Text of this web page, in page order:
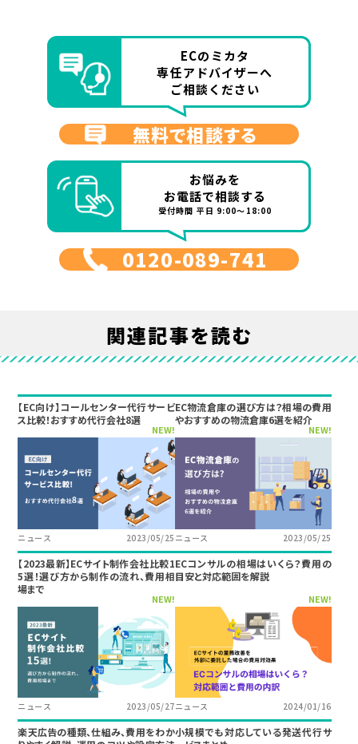
ECのミカタ
専任アドバイザーへ
ご相談ください
無料で相談する
お悩みを
お電話で相談する
受付時間 平日 9:00～18:00
0120-089-741
関連記事を読む
【EC向け】コールセンター代行サービ
ス比較！おすすめ代行会社8選
NEW!
ニュース 2023/05/25
EC物流倉庫の選び方は？相場の費用
やおすすめの物流倉庫6選を紹介
NEW!
ニュース 2023/05/25
【2023最新】ECサイト制作会社比較1
5選！選び方から制作の流れ、費用相
場まで
NEW!
ニュース 2023/05/27
ECコンサルの相場はいくら？費用の
目安と対応範囲を解説
NEW!
ニュース 2024/01/16
楽天広告の種類、仕組み、費用をわか小規模でも対応している発送代行サ